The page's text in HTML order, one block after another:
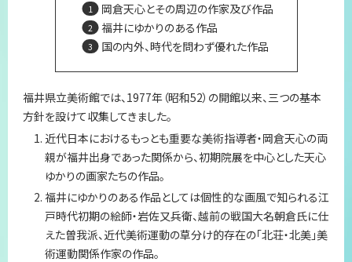
年間スケジュール
各種申請・実技講座
コレクション
美術館について
お問い合わせフォーム
プライバシーポリシー
サイトマップ
岡倉天心とその周辺の作家及び作品
福井にゆかりのある作品
国の内外、時代を問わず優れた作品
福井県立美術館では、1977年（昭和52）の開館以来、三つの基本
方針を設けて収集してきました。
近代日本におけるもっとも重要な美術指導者・岡倉天心の両
親が福井出身であった関係から、初期院展を中心とした天心
ゆかりの画家たちの作品。
福井にゆかりのある作品としては個性的な画風で知られる江
戸時代初期の絵師・岩佐又兵衛、越前の戦国大名朝倉氏に仕
えた曽我派、近代美術運動の草分け的存在の「北荘・北美」美
術運動関係作家の作品。